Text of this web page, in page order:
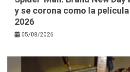
y se corona como la
2026
05/08/2026